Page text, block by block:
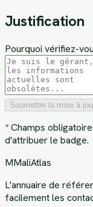
Justification
Pourquoi vérifiez-
Soumettre la mise à
* Champs
d'attribuer le badge.
MMaliAtlas
L'annuaire de
facilement les